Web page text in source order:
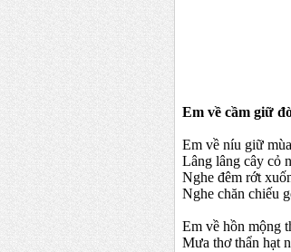
Em về cầm giữ
Em về níu giữ
Lâng lâng cây cỏ
Nghe đêm rớt
Nghe chăn chiếu
Em về hồn mộng
Mưa thơ thẩn hạt